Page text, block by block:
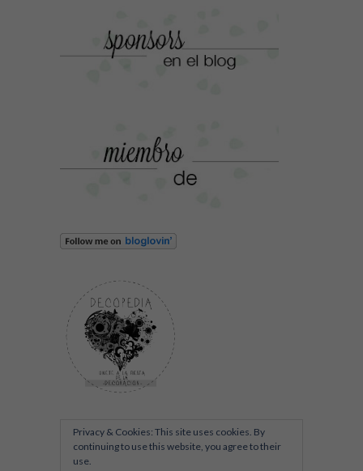
Privacy & Cookies: This site uses cookies. By
continuing to use this website, you agree to their
use.